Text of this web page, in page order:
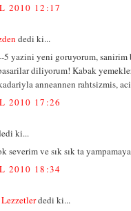
2010 12:17
dedi ki...
5 yazini yeni goruyorum,
diliyorum! Kabak
anneannen rahtsizmis,
2010 17:26
ki...
severim ve sık sık ta
2010 18:34
dedi ki...